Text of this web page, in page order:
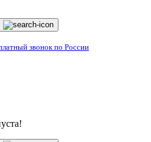
звонок по России